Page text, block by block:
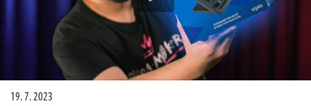
19. 7. 2023